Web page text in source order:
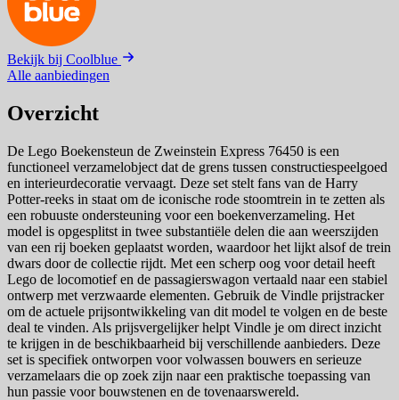
Bekijk bij Coolblue
Alle aanbiedingen
Overzicht
De Lego Boekensteun de Zweinstein Express 76450 is een
functioneel verzamelobject dat de grens tussen constructiespeelgoed
en interieurdecoratie vervaagt. Deze set stelt fans van de Harry
Potter-reeks in staat om de iconische rode stoomtrein in te zetten als
een robuuste ondersteuning voor een boekenverzameling. Het
model is opgesplitst in twee substantiële delen die aan weerszijden
van een rij boeken geplaatst worden, waardoor het lijkt alsof de trein
dwars door de collectie rijdt. Met een scherp oog voor detail heeft
Lego de locomotief en de passagierswagon vertaald naar een stabiel
ontwerp met verzwaarde elementen. Gebruik de Vindle prijstracker
om de actuele prijsontwikkeling van dit model te volgen en de beste
deal te vinden. Als prijsvergelijker helpt Vindle je om direct inzicht
te krijgen in de beschikbaarheid bij verschillende aanbieders. Deze
set is specifiek ontworpen voor volwassen bouwers en serieuze
verzamelaars die op zoek zijn naar een praktische toepassing van
hun passie voor bouwstenen en de tovenaarswereld.